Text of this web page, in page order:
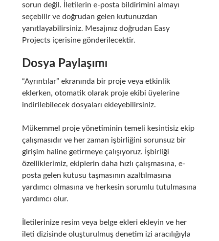
sorun değil. İletilerin e-posta bildirimini almayı
seçebilir ve doğrudan gelen kutunuzdan
yanıtlayabilirsiniz. Mesajınız doğrudan Easy
Projects içerisine gönderilecektir.
Dosya Paylaşımı
“Ayrıntılar” ekranında bir proje veya etkinlik
eklerken, otomatik olarak proje ekibi üyelerine
indirilebilecek dosyaları ekleyebilirsiniz.
Mükemmel proje yönetiminin temeli kesintisiz ekip
çalışmasıdır ve her zaman işbirliğini sorunsuz bir
girişim haline getirmeye çalışıyoruz. İşbirliği
özelliklerimiz, ekiplerin daha hızlı çalışmasına, e-
posta gelen kutusu taşmasının azaltılmasına
yardımcı olmasına ve herkesin sorumlu tutulmasına
yardımcı olur.
İletilerinize resim veya belge ekleri ekleyin ve her
ileti dizisinde oluşturulmuş denetim izi aracılığıyla